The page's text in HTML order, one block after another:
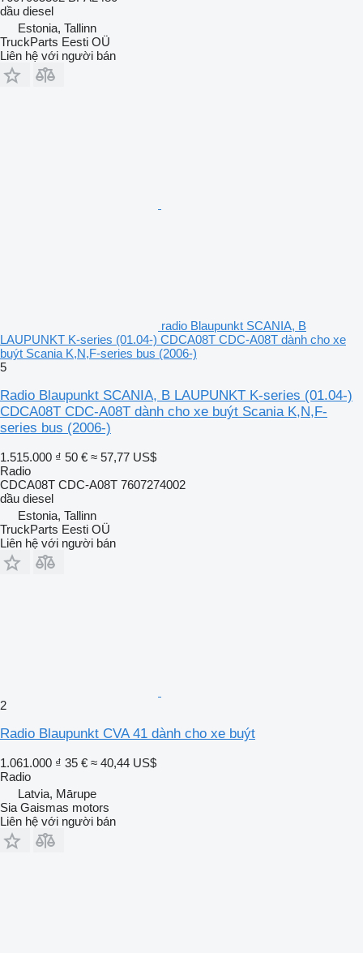
dầu diesel
Estonia, Tallinn
TruckParts Eesti OÜ
Liên hệ với người bán
radio Blaupunkt SCANIA, B
LAUPUNKT K-series (01.04-) CDCA08T CDC-A08T dành cho xe
buýt Scania K,N,F-series bus (2006-)
5
Radio Blaupunkt SCANIA, B LAUPUNKT K-series (01.04-)
CDCA08T CDC-A08T dành cho xe buýt Scania K,N,F-
series bus (2006-)
1.515.000 ₫ 50 € ≈ 57,77 US$
Radio
CDCA08T CDC-A08T 7607274002
dầu diesel
Estonia, Tallinn
TruckParts Eesti OÜ
Liên hệ với người bán
2
Radio Blaupunkt CVA 41 dành cho xe buýt
1.061.000 ₫ 35 € ≈ 40,44 US$
Radio
Latvia, Mārupe
Sia Gaismas motors
Liên hệ với người bán